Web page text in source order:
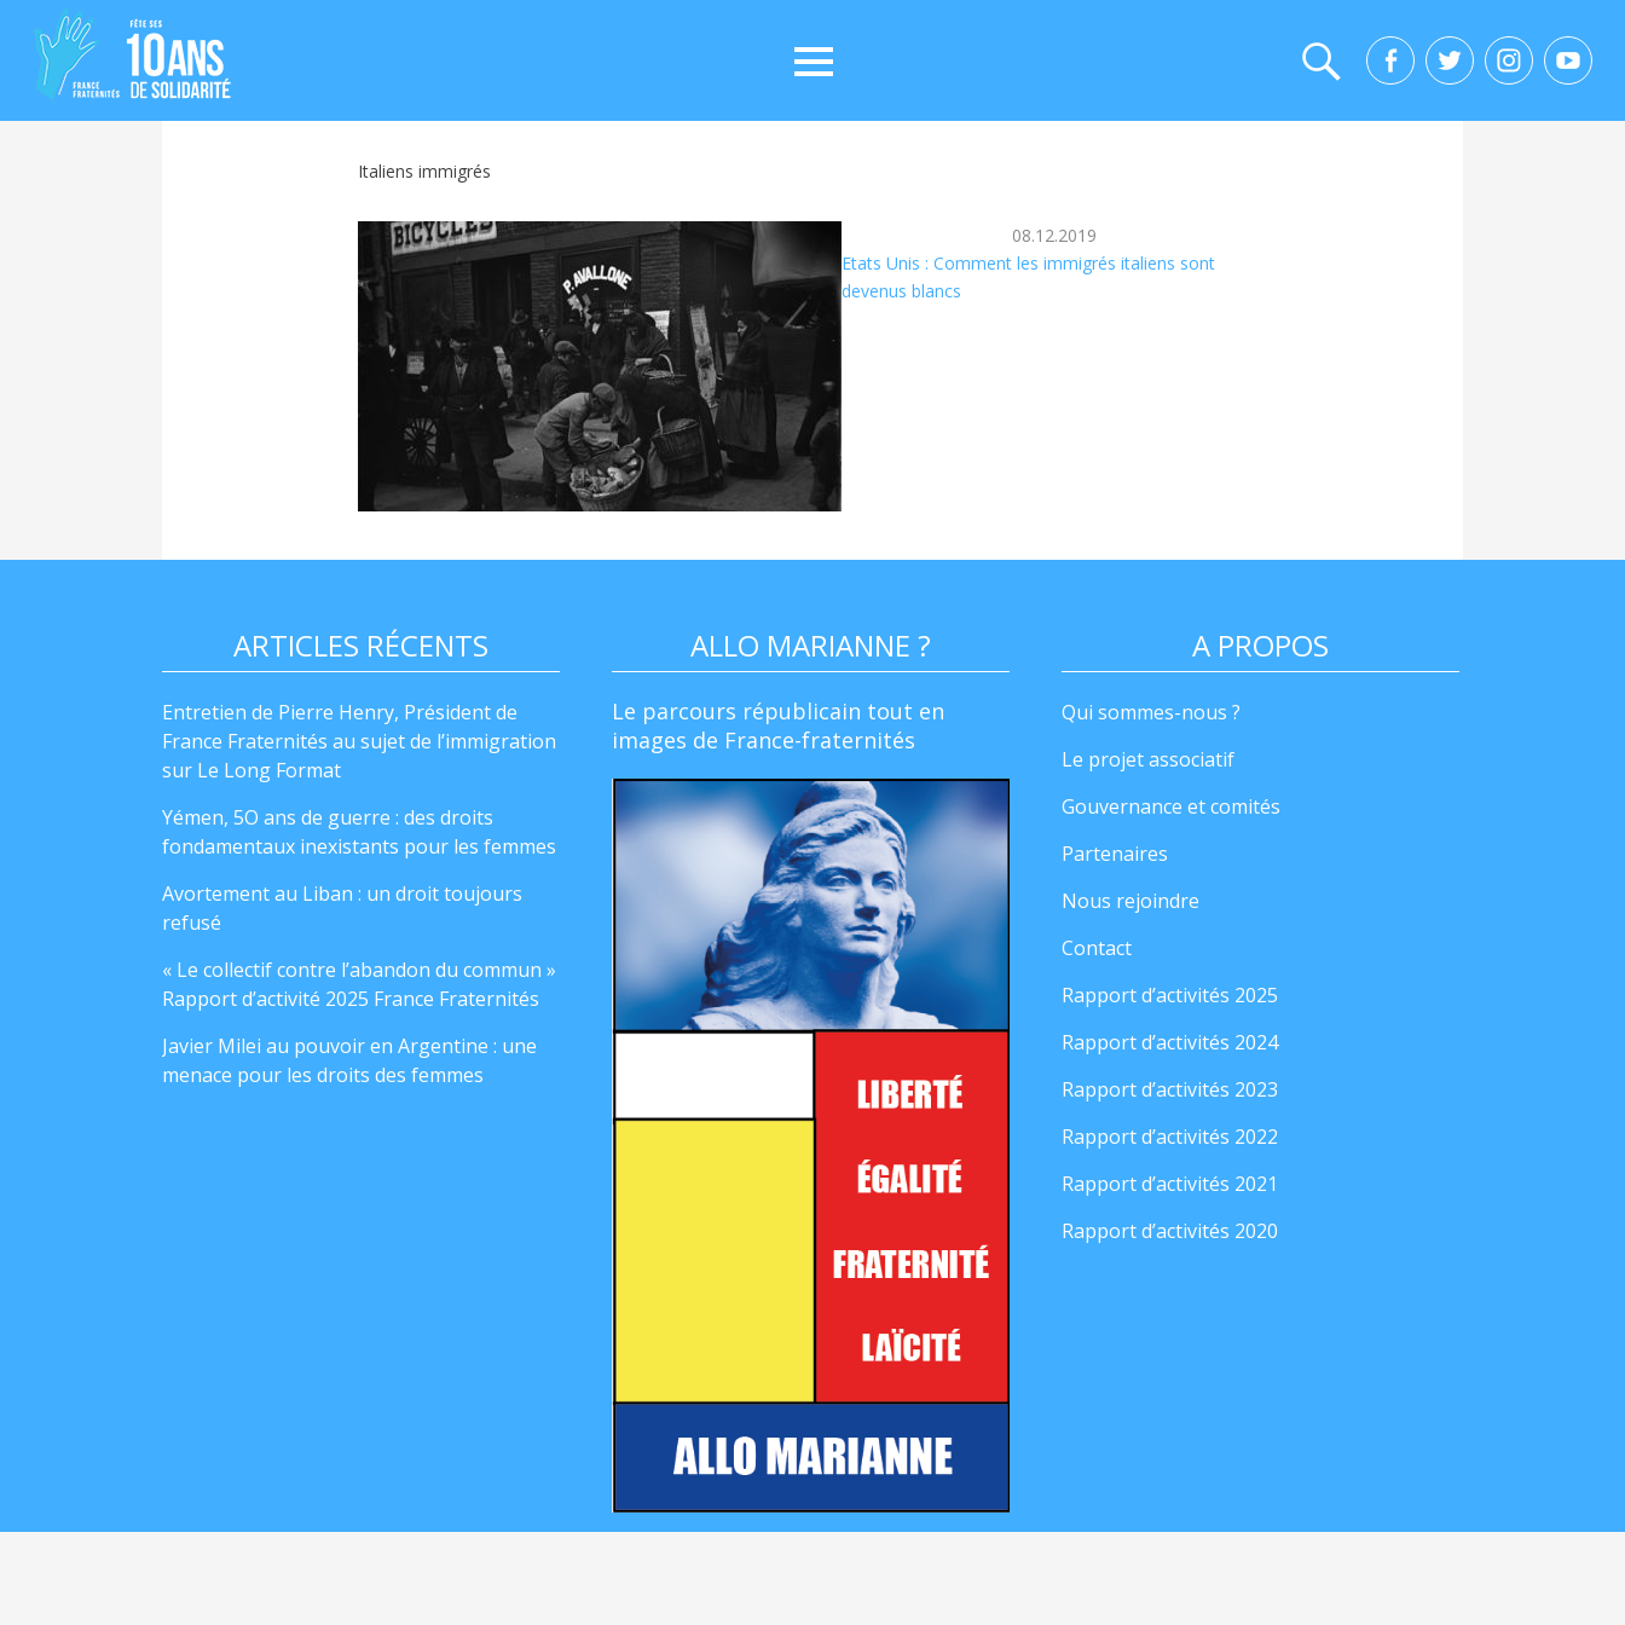
Italiens immigrés
08.12.2019
Etats Unis : Comment les immigrés italiens sont
devenus blancs
ARTICLES RÉCENTS
Entretien de Pierre Henry, Président de
France Fraternités au sujet de l’immigration
sur Le Long Format
Yémen, 5O ans de guerre : des droits
fondamentaux inexistants pour les femmes
Avortement au Liban : un droit toujours
refusé
« Le collectif contre l’abandon du commun »
Rapport d’activité 2025 France Fraternités
Javier Milei au pouvoir en Argentine : une
menace pour les droits des femmes
ALLO MARIANNE ?
Le parcours républicain tout en
images de France-fraternités
A PROPOS
Qui sommes-nous ?
Le projet associatif
Gouvernance et comités
Partenaires
Nous rejoindre
Contact
Rapport d’activités 2025
Rapport d’activités 2024
Rapport d’activités 2023
Rapport d’activités 2022
Rapport d’activités 2021
Rapport d’activités 2020